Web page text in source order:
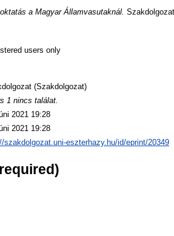
a Magyar Államvasutaknál.
users only
(Szakdolgozat)
1 nincs találat.
2021 19:28
2021 19:28
szakdolgozat.uni-eszterhazy.hu/id/eprint/20349